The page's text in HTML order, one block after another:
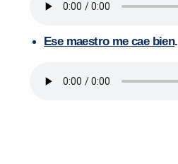
Ese maestro me cae bien.